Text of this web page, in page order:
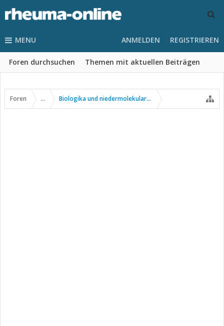
MENU
Foren durchsuchen Themen mit aktuellen Beiträgen
ANMELDEN REGISTRIEREN
Foren ... Biologika und niedermolekulare Wirkstoffe